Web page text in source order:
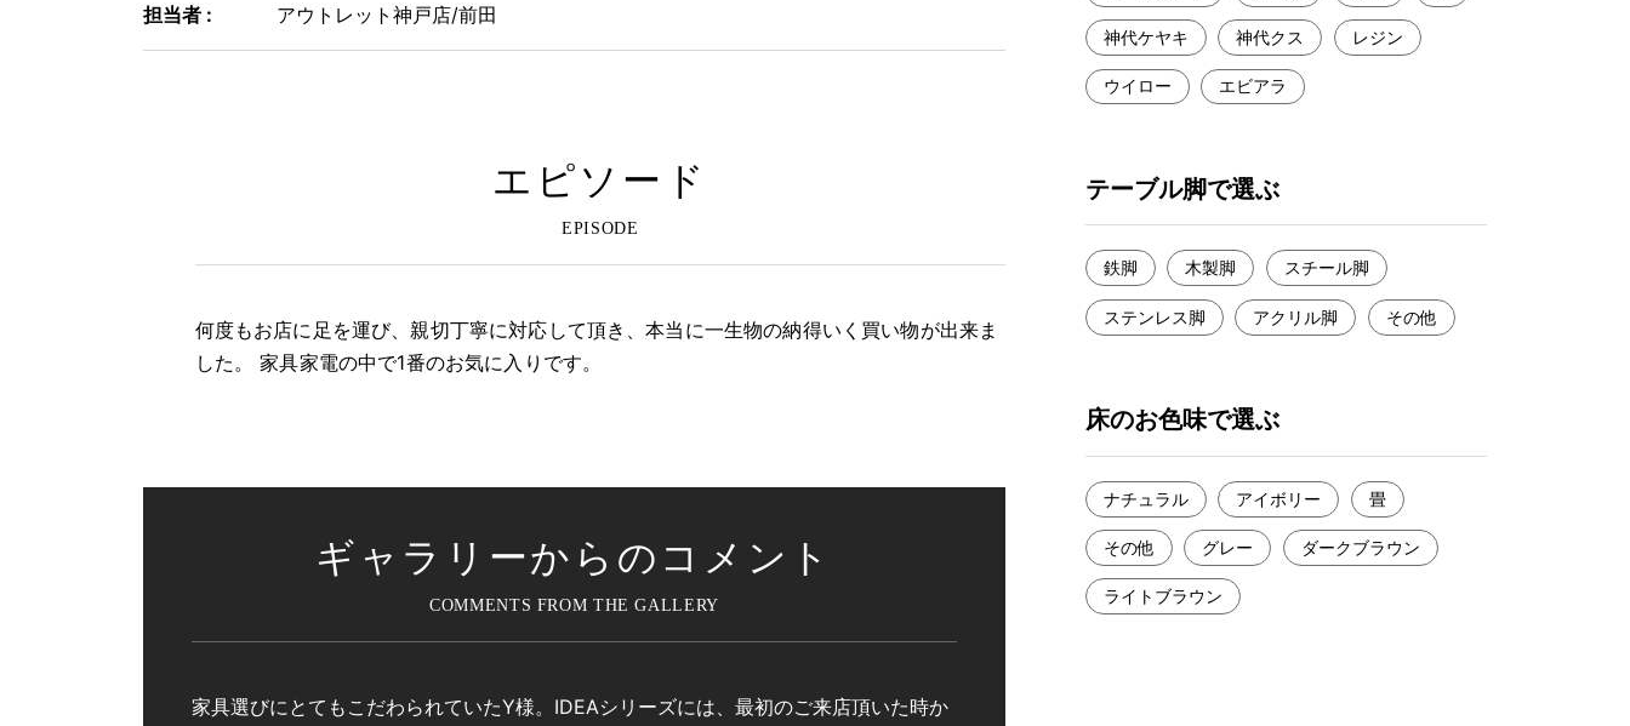
担当者 : アウトレット神戸店/前田
エピソード
何度もお店に足を運び、親切丁寧に対応して頂き、本当に一生物の納得いく買い物が出来ま
した。 家具家電の中で1番のお気に入りです。
ギャラリーからのコメント
家具選びにとてもこだわられていたY様。IDEAシリーズには、最初のご来店頂いた時か
神代ケヤキ 神代クス レジン
ウイロー エビアラ
テーブル脚で選ぶ
鉄脚 木製脚 スチール脚
ステンレス脚 アクリル脚 その他
床のお色味で選ぶ
ナチュラル アイボリー 畳
その他 グレー ダークブラウン
ライトブラウン